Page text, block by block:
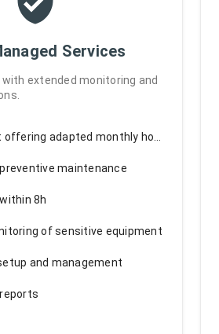
Services
extended monitoring and
Contract offering adapted monthly hours
maintenance
8h
of sensitive equipment
and management